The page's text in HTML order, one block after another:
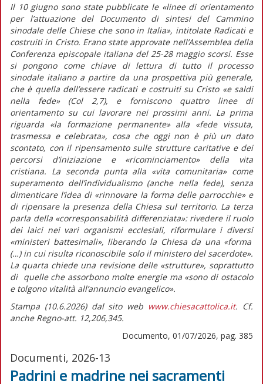
Il 10 giugno sono state pubblicate le «linee di orientamento
per l’attuazione del Documento di sintesi del Cammino
sinodale delle Chiese che sono in Italia», intitolateRadicati e
costruiti in Cristo. Erano state approvate nell’Assemblea della
Conferenza episcopale italiana del 25-28 maggio scorsi. Esse
si pongono come chiave di lettura di tutto il processo
sinodale italiano a partire da una prospettiva più generale,
che è quella dell’essere radicati e costruiti su Cristo «e saldi
nella fede» (Col 2,7), e forniscono quattro linee di
orientamento su cui lavorare nei prossimi anni. La prima
riguarda «la formazione permanente» alla «fede vissuta,
trasmessa e celebrata», cosa che oggi non è più un dato
scontato, con il ripensamento sulle strutture caritative e dei
percorsi d’iniziazione e «ricominciamento» della vita
cristiana. La seconda punta alla «vita comunitaria» come
superamento dell’individualismo (anche nella fede), senza
dimenticare l’idea di«rinnovare la forma delle parrocchie» e
di ripensare la presenza della Chiesa sul territorio. La terza
parla della«corresponsabilità differenziata»: rivedere il ruolo
dei laici nei vari organismi ecclesiali, riformulare i diversi
«ministeri battesimali», liberando la Chiesa da una«forma
(…) in cui risulta riconoscibile solo il ministero del sacerdote».
La quarta chiede una revisione delle «strutture», soprattutto
di quelle che assorbono molte energie ma«sono di ostacolo
e tolgono vitalità all’annuncio evangelico».
Stampa (10.6.2026) dal sito web www.chiesacattolica.it. Cf.
anche Regno-att. 12,206,345.
Documento, 01/07/2026, pag. 385
Documenti, 2026-13
Padrini e madrine nei sacramenti